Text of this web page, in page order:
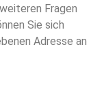
Fragen
Sie sich
Adresse an